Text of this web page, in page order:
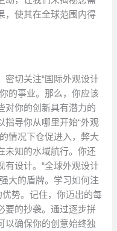
，使其在全球范围内得
密切关注“国际外观设计
的事业。那么，你应该
对你的创新具有潜力的
指导你从哪里开始“外观
情况下仓促进入，弊大
未知的水域航行。你还
有设计。“全球外观设计
大的盾牌。学习如何注
优势。记住，你迈出的每
要的抄袭。通过逐步拼
以确保你的创意始终独